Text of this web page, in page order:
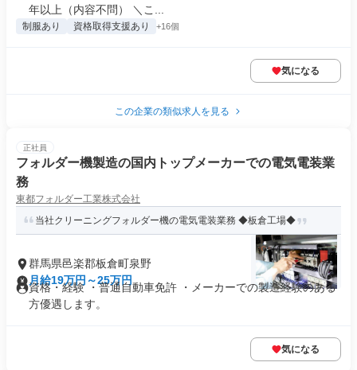
年以上（内容不問） ＼こ...
制服あり 資格取得支援あり +16個
気になる
この企業の類似求人を見る
正社員
フォルダー機製造の国内トップメーカーでの電気電装業
務
東都フォルダー工業株式会社
当社クリーニングフォルダー機の電気電装業務 ◆板倉工場◆
群馬県邑楽郡板倉町泉野
月給19万円～25万円
資格・経験 ・普通自動車免許 ・メーカーでの製造経験のある
方優遇します。
気になる